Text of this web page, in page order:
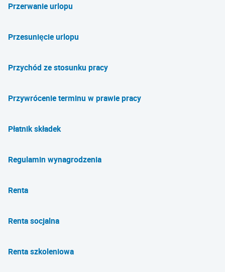
Przerwanie urlopu
Przesunięcie urlopu
Przychód ze stosunku pracy
Przywrócenie terminu w prawie pracy
Płatnik składek
Regulamin wynagrodzenia
Renta
Renta socjalna
Renta szkoleniowa